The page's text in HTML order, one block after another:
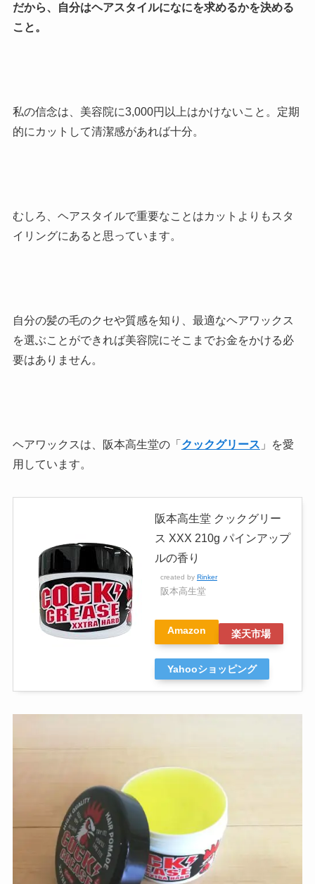
だから、自分はヘアスタイルになにを求めるかを決める
こと。
私の信念は、美容院に3,000円以上はかけないこと。定期
的にカットして清潔感があれば十分。
むしろ、ヘアスタイルで重要なことはカットよりもスタ
イリングにあると思っています。
自分の髪の毛のクセや質感を知り、最適なヘアワックス
を選ぶことができれば美容院にそこまでお金をかける必
要はありません。
ヘアワックスは、阪本高生堂の「 クックグリース 」を愛
用しています。
阪本高生堂 クックグリー
ス XXX 210g パインアップ
ルの香り
created by Rinker
阪本高生堂
Amazon 楽天市場
Yahooショッピング